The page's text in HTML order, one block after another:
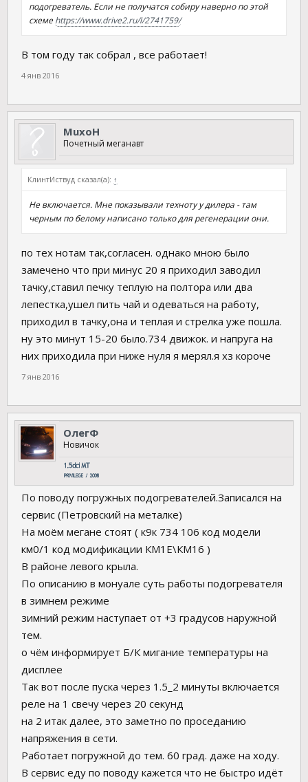
подогреватель. Если не получатся собиру наверно по этой
схемеhttps://www.drive2.ru/l/2741759/
В том году так собрал , все работает!
4 янв 2016
MuxoH
Почетный меганавт
КлинтИствуд сказал(а): ↑
Не включается. Мне показывали техноту у дилера - там
черным по белому написано только для регенерации они.
по тех нотам так,согласен. однако мною было
замечено что при минус 20 я приходил заводил
тачку,ставил печку теплую на полтора или два
лепестка,ушел пить чай и одеваться на работу,
приходил в тачку,она и теплая и стрелка уже пошла.
ну это минут 15-20 было.734 движок. и напруга на
них приходила при ниже нуля я мерял.я хз короче
7 янв 2016
ОлегФ
Новичок
По поводу погружных подогревателей.Записался на
сервис (Петровский на металке)
На моём мегане стоят ( к9к 734 106 код модели
км0/1 код модификации КМ1Е\КМ16 )
В районе левого крыла.
По описанию в монуале суть работы подогревателя
в зимнем режиме
зимний режим наступает от +3 градусов наружной
тем.
о чём информирует Б/К мигание температуры на
дисплее
Так вот после пуска через 1.5_2 минуты включается
реле на 1 свечу через 20 секунд
на 2 итак далее, это заметно по проседанию
напряжения в сети.
Работает погружной до тем. 60 град. даже на ходу.
В сервис еду по поводу кажется что не быстро идёт